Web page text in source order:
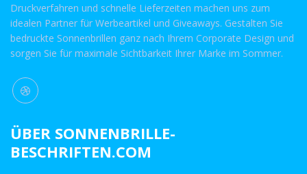
Druckverfahren und schnelle Lieferzeiten machen uns zum
idealen Partner für Werbeartikel und Giveaways. Gestalten Sie
bedruckte Sonnenbrillen ganz nach Ihrem Corporate Design und
sorgen Sie für maximale Sichtbarkeit Ihrer Marke im Sommer.
ÜBER SONNENBRILLE-
BESCHRIFTEN.COM